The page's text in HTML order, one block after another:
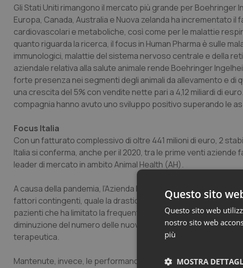
Gli Stati Uniti rimangono il mercato più grande per Boehringer
Europa, Canada, Australia e Nuova zelanda ha incrementato
cardiovascolari e metaboliche, così come per le malattie
quanto riguarda la ricerca, il focus in Human Pharma è sulle
immunologici, malattie del sistema nervoso centrale e della
aziendale relativa alla salute animale rende Boehringer
forte presenza nei segmenti degli animali da allevamento e di
una crescita del 5% con vendite nette pari a 4,12 miliardi di
compagnia hanno avuto uno sviluppo positivo superando le
Focus Italia
Con un fatturato complessivo di oltre 441 milioni di euro, 2
Italia si conferma, anche per il 2020, tra le prime venti aziende
leader di mercato in ambito Animal Health (AH).
A causa della pandemia, l’Azienda ha registrato, nel
fattori contingenti, quale la drastica riduzione delle visite
pazienti che ha limitato la frequentazione degli ambulatori di
diminuzione del numero delle nuove diagnosi, ha
terapeutica.
Mantenute, invece, le performance in Animal Health (+0,1%),
Questo sito
Questo sito web
nostro sito web
più
MOSTRA